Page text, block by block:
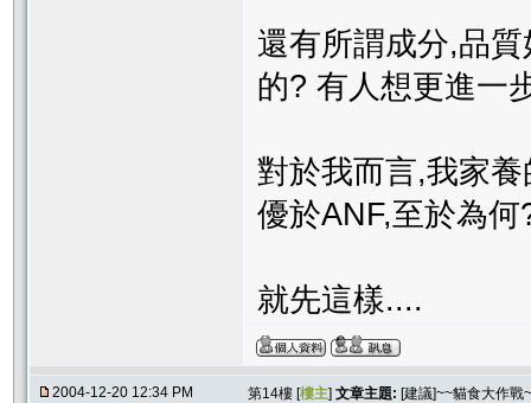
還有所謂成分,品
的? 有人想更進一
對於我而言,我家
優於ANF,至於為
就先這樣....
2004-12-20 12:34 PM 第14樓 [樓主] 文章主題: [建議]~~貓食大作戰